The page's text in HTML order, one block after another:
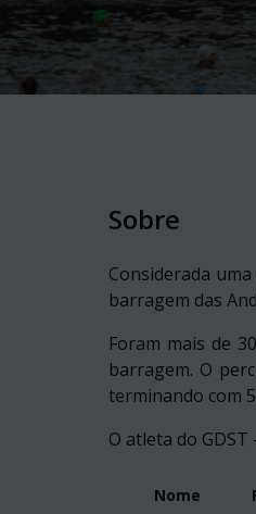
Sobre
Considerada
barragem das
Foram mais de
barragem. O
terminando com
O atleta do
Nome